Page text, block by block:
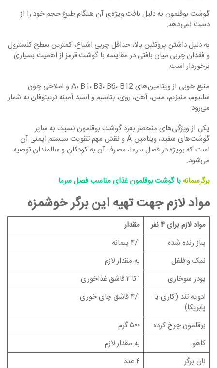
گوشت بوقلمون به دلیل بافت ویژه‌ی آن هنگام طبخ حجم خود را از
دست نمی‌دهد.
به دلیل داشتن پروتئین بالا، حداقل چربی اشباع، كمترین سطح كلسترول
و فقدان چربی میان بافتی در مقایسه با گوشت قرمز از اهمیت بسیاری
برخوردار است.
منبع خوبی از ویتامین‌های A، B1، B3، B6، B12 و املاحی چون
سلنیوم، منیزیم، مس، آهن، روی، پتاسیم و اسید آمینه تریپتوفان به شمار
می‌رود.
یكی از ویژگی‌های منحصر بفرد گوشت بوقلمون نسبت به سایر
گوشت‌های سفید، ویتامین A و نقش مهم تقویت سیستم ایمنی آن
است كه بویژه در فصل سرما، مصرف آن به كودكان و سالمندان توصیه
می‌شود.
برگرسمانه با گوشت بوقلمون غذای مناسب فصل سرما
مواد لازم جهت تهیه این برگر خوشمزه
مواد لازم برای ۴ نفر
مقدار
پیاز رنده شده
۴/۱ پیمانه
نمک و فلفل
به مقدار لازم
پودر سوخاری
۱ تا ۲ قاشق غذاخوری
ادویه تند (کاری یا
پابریکا)
۴/۱ قاشق چای خوری
بوقلمون چرخ کرده
۵۰۰ گرم
کاهو
به مقدار لازم
نان برگر
۴ عدد